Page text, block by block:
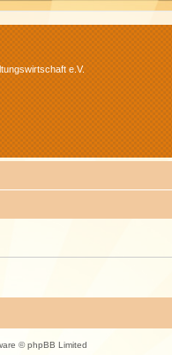
e.V.
© phpBB Limited